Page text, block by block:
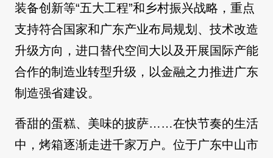
装备创新等“五大工程”和乡村振兴战略，重点
支持符合国家和广东产业布局规划、技术改造
升级方向，进口替代空间大以及开展国际产能
合作的制造业转型升级，以金融之力推进广东
制造强省建设。
香甜的蛋糕、美味的披萨……在快节奏的生活
中，烤箱逐渐走进千家万户。位于广东中山市